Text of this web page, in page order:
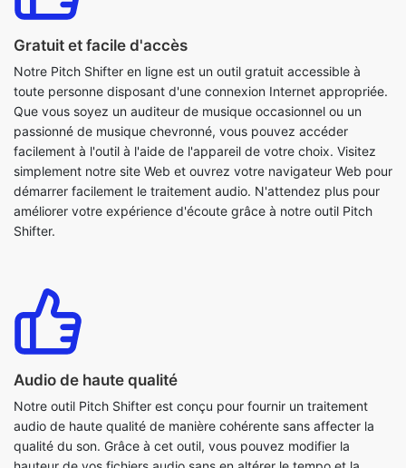
toute personne disposant d'une connexion Internet appropriée.
passionné de musique chevronné, vous pouvez accéder
facilement à l'outil à l'aide de l'appareil de votre choix. Visitez
simplement notre site Web et ouvrez votre navigateur Web pour
démarrer facilement le traitement audio. N'attendez plus pour
améliorer votre expérience d'écoute grâce à notre outil Pitch
Shifter.
Audio de haute qualité
Notre outil Pitch Shifter est conçu pour fournir un traitement
audio de haute qualité de manière cohérente sans affecter la
hauteur de vos fichiers audio sans en altérer le tempo et la
vitesse. Que vous souhaitiez éditer du son, composer de la
musique ou expérimenter une nouvelle conception sonore, vous
pouvez apporter efficacement les modifications musicales